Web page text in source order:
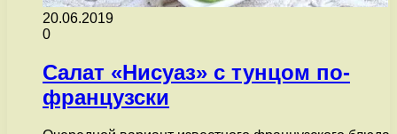
20.06.2019
0
Салат «Нисуаз» с тунцом по-
французски